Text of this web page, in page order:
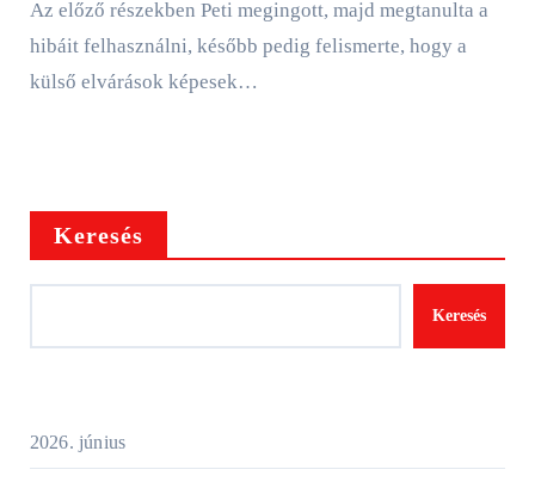
Az előző részekben Peti megingott, majd megtanulta a
hibáit felhasználni, később pedig felismerte, hogy a
külső elvárások képesek…
Keresés
Keresés
2026. június